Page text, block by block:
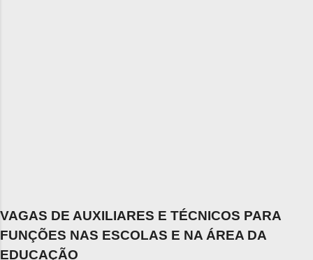
VAGAS DE AUXILIARES E TÉCNICOS PARA
FUNÇÕES NAS ESCOLAS E NA ÁREA DA
EDUCAÇÃO